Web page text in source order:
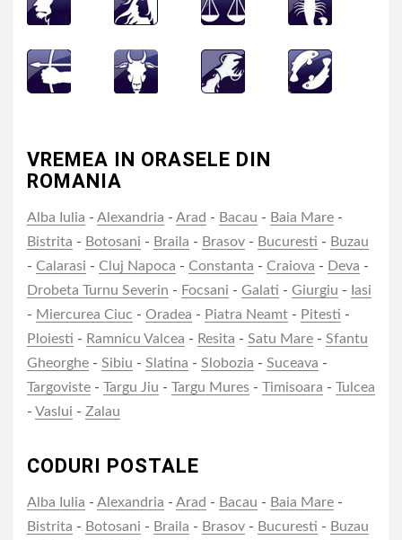
VREMEA IN ORASELE DIN
ROMANIA
Alba Iulia - Alexandria - Arad - Bacau - Baia Mare -
Bistrita - Botosani - Braila - Brasov - Bucuresti - Buzau
- Calarasi - Cluj Napoca - Constanta - Craiova - Deva -
Drobeta Turnu Severin - Focsani - Galati - Giurgiu - Iasi
- Miercurea Ciuc - Oradea - Piatra Neamt - Pitesti -
Ploiesti - Ramnicu Valcea - Resita - Satu Mare - Sfantu
Gheorghe - Sibiu - Slatina - Slobozia - Suceava -
Targoviste - Targu Jiu - Targu Mures - Timisoara - Tulcea
- Vaslui - Zalau
CODURI POSTALE
Alba Iulia - Alexandria - Arad - Bacau - Baia Mare -
Bistrita - Botosani - Braila - Brasov - Bucuresti - Buzau